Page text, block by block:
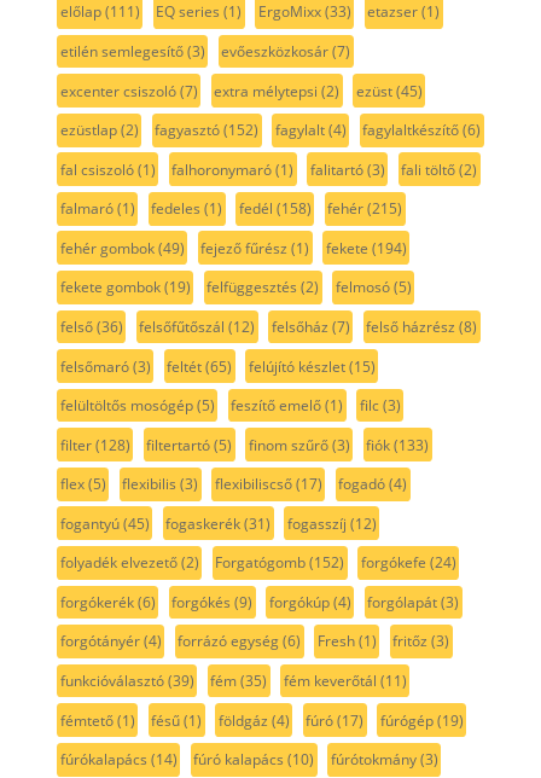
előlap(111) EQ series (1) ErgoMixx(33) etazser(1)
etilén semlegesítő(3) evőeszközkosár(7)
excenter csiszoló(7) extra mélytepsi (2) ezüst(45)
ezüstlap(2) fagyasztó(152) fagylalt(4) fagylaltkészítő(6)
fal csiszoló(1) falhoronymaró(1) falitartó(3) fali töltő(2)
falmaró(1) fedeles (1) fedél (158) fehér(215)
fehér gombok(49) fejező fűrész (1) fekete (194)
fekete gombok(19) felfüggesztés (2) felmosó(5)
felső(36) felsőfűtőszál (12) felsőház (7) felső házrész (8)
felsőmaró(3) feltét(65) felújító készlet(15)
felültöltős mosógép(5) feszítő emelő(1) filc(3)
filter(128) filtertartó(5) finom szűrő(3) fiók(133)
flex(5) flexibilis (3) flexibiliscső(17) fogadó(4)
fogantyú(45) fogaskerék(31) fogasszíj (12)
folyadék elvezető(2) Forgatógomb(152) forgókefe (24)
forgókerék(6) forgókés (9) forgókúp(4) forgólapát(3)
forgótányér(4) forrázó egység(6) Fresh(1) fritőz (3)
funkcióválasztó(39) fém(35) fém keverőtál (11)
fémtető(1) fésű(1) földgáz (4) fúró(17) fúrógép(19)
fúrókalapács (14) fúró kalapács (10) fúrótokmány(3)